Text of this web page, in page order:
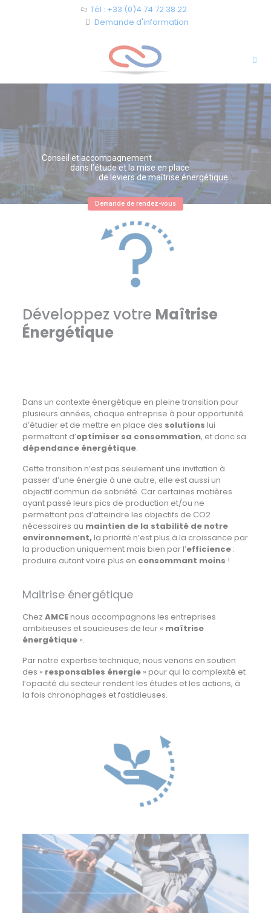
Tél : +33 (0)4 74 72 38 22
Demande d'information
Conseil et accompagnement
dans l’étude et la mise en place
de leviers de maîtrise énergétique
Demande de rendez-vous
Développez votre Maîtrise
Énergétique
Dans un contexte énergétique en pleine transition pour
plusieurs années, chaque entreprise à pour opportunité
d’étudier et de mettre en place des solutions lui
permettant d’optimiser sa consommation, et donc sa
dépendance énergétique.
Cette transition n’est pas seulement une invitation à
passer d’une énergie à une autre, elle est aussi un
objectif commun de sobriété. Car certaines matières
ayant passé leurs pics de production et/ou ne
permettant pas d’atteindre les objectifs de CO2
nécessaires au maintien de la stabilité de notre
environnement, la priorité n’est plus à la croissance par
la production uniquement mais bien par l’efficience:
produire autant voire plus en consommant moins !
Maitrise énergétique
Chez AMCEnous accompagnons les entreprises
ambitieuses et soucieuses de leur « maîtrise
énergétique».
Par notre expertise technique, nous venons en soutien
des « responsables énergie» pour qui la complexité et
l’opacité du secteur rendent les études et les actions, à
la fois chronophages et fastidieuses.
Cookies management panel